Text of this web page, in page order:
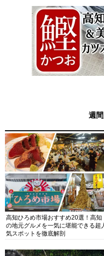
週
高知ひろめ市場おすすめ20選！高知
の地元グルメを一気に堪能できる超
気スポットを徹底解剖